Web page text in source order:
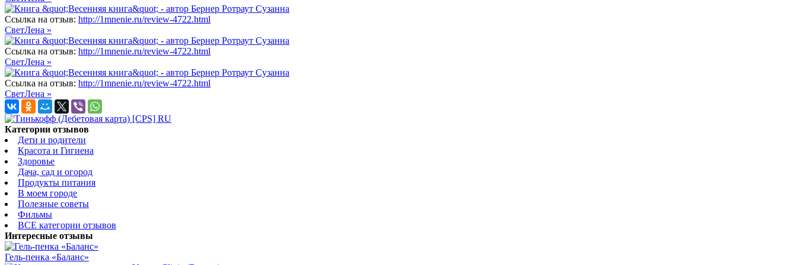
Ссылка на отзыв: http://1mnenie.ru/review-4722.html
СветЛена »
Ссылка на отзыв: http://1mnenie.ru/review-4722.html
СветЛена »
Ссылка на отзыв: http://1mnenie.ru/review-4722.html
СветЛена »
Категории отзывов
Дети и родители
Красота и Гигиена
Здоровье
Дача, сад и огород
Продукты питания
В моем городе
Полезные советы
Фильмы
ВСЕ категории отзывов
Интересные отзывы
Гель-пенка «Баланс»